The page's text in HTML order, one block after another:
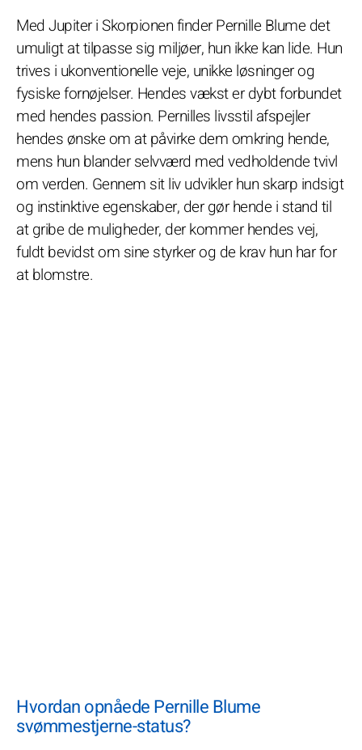
Med Jupiter i Skorpionen finder Pernille Blume det
umuligt at tilpasse sig miljøer, hun ikke kan lide. Hun
trives i ukonventionelle veje, unikke løsninger og
fysiske fornøjelser. Hendes vækst er dybt forbundet
med hendes passion. Pernilles livsstil afspejler
hendes ønske om at påvirke dem omkring hende,
mens hun blander selvværd med vedholdende tvivl
om verden. Gennem sit liv udvikler hun skarp indsigt
og instinktive egenskaber, der gør hende i stand til
at gribe de muligheder, der kommer hendes vej,
fuldt bevidst om sine styrker og de krav hun har for
at blomstre.
Hvordan opnåede Pernille Blume
svømmestjerne-status?